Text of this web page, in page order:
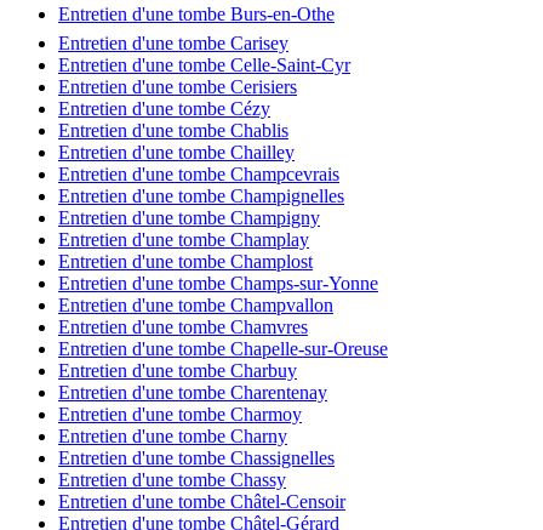
Entretien d'une tombe Burs-en-Othe
Entretien d'une tombe Carisey
Entretien d'une tombe Celle-Saint-Cyr
Entretien d'une tombe Cerisiers
Entretien d'une tombe Cézy
Entretien d'une tombe Chablis
Entretien d'une tombe Chailley
Entretien d'une tombe Champcevrais
Entretien d'une tombe Champignelles
Entretien d'une tombe Champigny
Entretien d'une tombe Champlay
Entretien d'une tombe Champlost
Entretien d'une tombe Champs-sur-Yonne
Entretien d'une tombe Champvallon
Entretien d'une tombe Chamvres
Entretien d'une tombe Chapelle-sur-Oreuse
Entretien d'une tombe Charbuy
Entretien d'une tombe Charentenay
Entretien d'une tombe Charmoy
Entretien d'une tombe Charny
Entretien d'une tombe Chassignelles
Entretien d'une tombe Chassy
Entretien d'une tombe Châtel-Censoir
Entretien d'une tombe Châtel-Gérard